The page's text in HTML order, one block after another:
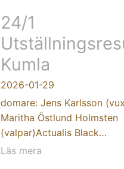
24/1
Kumla
2026-01-29
domare: Jens Karlsson
Maritha Östlund Holmsten
(valpar)Actualis Black…
Läs mera